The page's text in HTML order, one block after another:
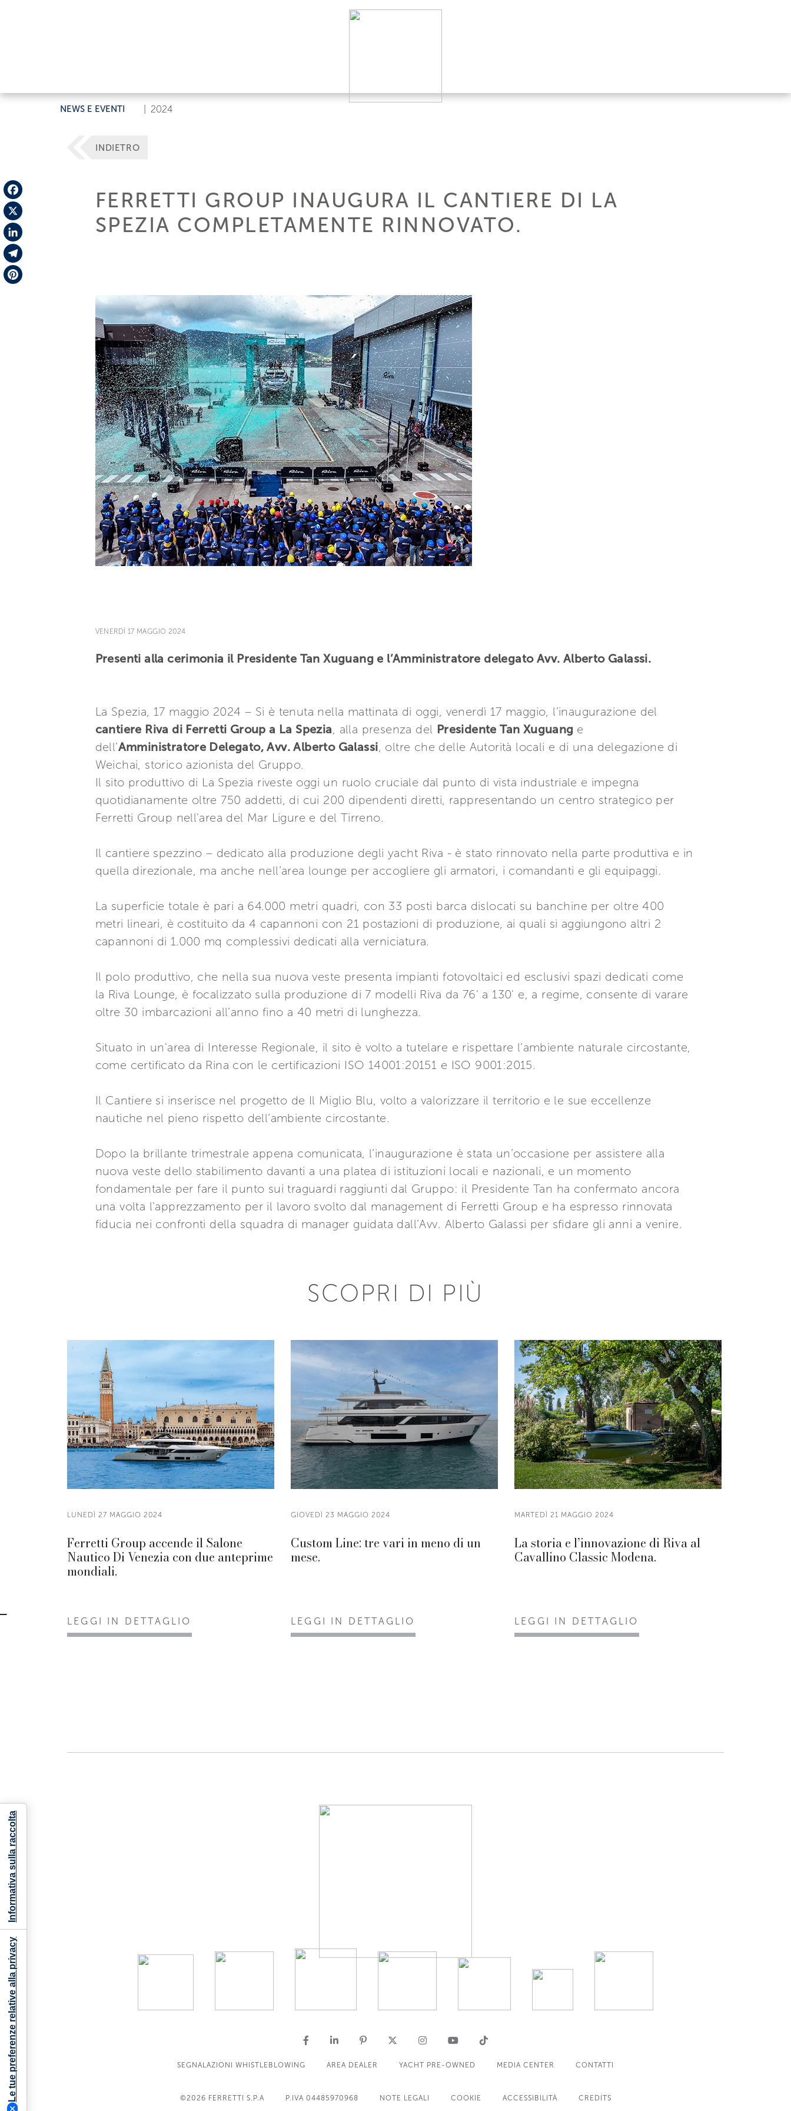
NEWS E EVENTI 2024
Facebook
X
LinkedIn
Telegram
INDIETRO
FERRETTI GROUP INAUGURA IL CANTIERE DI LA
SPEZIA COMPLETAMENTE RINNOVATO.
VENERDÌ 17 MAGGIO 2024
Presenti alla cerimonia il Presidente Tan Xuguang e l’Amministratore delegato Avv. Alberto Galassi.
La Spezia, 17 maggio 2024 – Si è tenuta nella mattinata di oggi, venerdì 17 maggio, l’inaugurazione del
cantiere Riva di Ferretti Group a La Spezia, alla presenza del Presidente Tan Xuguang e
dell’Amministratore Delegato, Avv. Alberto Galassi, oltre che delle Autorità locali e di una delegazione di
Weichai, storico azionista del Gruppo.
Il sito produttivo di La Spezia riveste oggi un ruolo cruciale dal punto di vista industriale e impegna
quotidianamente oltre 750 addetti, di cui 200 dipendenti diretti, rappresentando un centro strategico per
Ferretti Group nell'area del Mar Ligure e del Tirreno.
Il cantiere spezzino – dedicato alla produzione degli yacht Riva - è stato rinnovato nella parte produttiva e in
quella direzionale, ma anche nell’area lounge per accogliere gli armatori, i comandanti e gli equipaggi.
La superficie totale è pari a 64.000 metri quadri, con 33 posti barca dislocati su banchine per oltre 400
metri lineari, è costituito da 4 capannoni con 21 postazioni di produzione, ai quali si aggiungono altri 2
capannoni di 1.000 mq complessivi dedicati alla verniciatura.
Il polo produttivo, che nella sua nuova veste presenta impianti fotovoltaici ed esclusivi spazi dedicati come
la Riva Lounge, è focalizzato sulla produzione di 7 modelli Riva da 76' a 130' e, a regime, consente di varare
oltre 30 imbarcazioni all’anno fino a 40 metri di lunghezza.
Situato in un'area di Interesse Regionale, il sito è volto a tutelare e rispettare l’ambiente naturale circostante,
come certificato da Rina con le certificazioni ISO 14001:20151 e ISO 9001:2015.
Il Cantiere si inserisce nel progetto de Il Miglio Blu, volto a valorizzare il territorio e le sue eccellenze
nautiche nel pieno rispetto dell’ambiente circostante.
Dopo la brillante trimestrale appena comunicata, l’inaugurazione è stata un’occasione per assistere alla
nuova veste dello stabilimento davanti a una platea di istituzioni locali e nazionali, e un momento
fondamentale per fare il punto sui traguardi raggiunti dal Gruppo: il Presidente Tan ha confermato ancora
una volta l'apprezzamento per il lavoro svolto dal management di Ferretti Group e ha espresso rinnovata
fiducia nei confronti della squadra di manager guidata dall’Avv. Alberto Galassi per sfidare gli anni a venire.
SCOPRI DI PIÙ
LUNEDÌ 27 MAGGIO 2024
Ferretti Group accende il Salone
Nautico Di Venezia con due anteprime
mondiali.
LEGGI IN DETTAGLIO
GIOVEDÌ 23 MAGGIO 2024
Custom Line: tre vari in meno di un
mese.
LEGGI IN DETTAGLIO
MARTEDÌ 21 MAGGIO 2024
La storia e l’innovazione di Riva al
Cavallino Classic Modena.
LEGGI IN DETTAGLIO
SEGNALAZIONI WHISTLEBLOWING AREA DEALER YACHT PRE-OWNED MEDIA CENTER CONTATTI
©2026 FERRETTI S.P.A P.IVA 04485970968 NOTE LEGALI COOKIE ACCESSIBILITÀ CREDITS
Le tue preferenze relative alla privacy
Informativa sulla raccolta